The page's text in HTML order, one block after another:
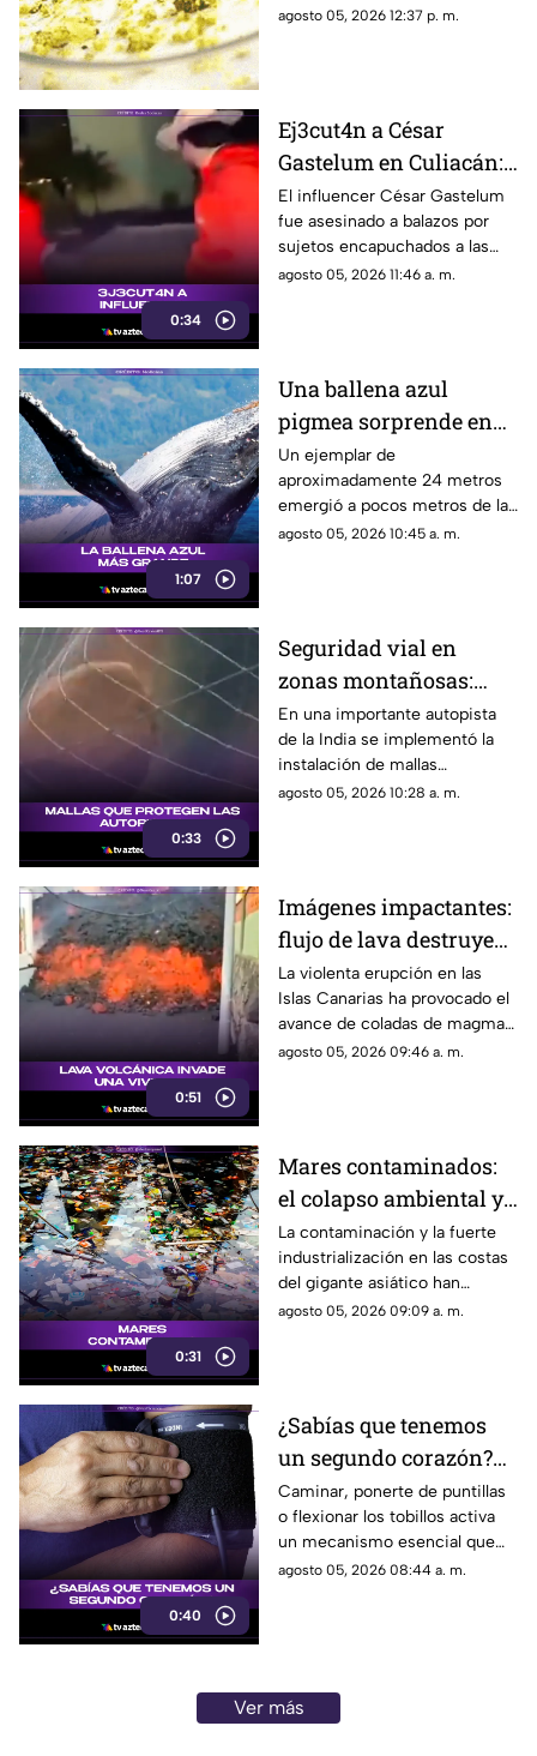
revisa los códigos del producto
agosto 05, 2026 12:37 p. m.
0:34
Ej3cut4n a César
Gastelum en Culiacán:
El influencer había
manifestado tener
miedo
El influencer César Gastelum
fue asesinado a balazos por
sujetos encapuchados a las
afueras de un restaurante en
agosto 05, 2026 11:46 a. m.
1:07
Una ballena azul
pigmea sorprende en
las costas de Australia
Un ejemplar de
aproximadamente 24 metros
emergió a pocos metros de la
superficie cerca del muelle
agosto 05, 2026 10:45 a. m.
0:33
Seguridad vial en
zonas montañosas:
instalan mallas
ciclónicas para frenar
caída de rocas
En una importante autopista
de la India se implementó la
instalación de mallas
ciclónicas en los laterales
deslaves.
agosto 05, 2026 10:28 a. m.
0:51
Imágenes impactantes:
flujo de lava destruye
viviendas en su
camino hacia la costa
La violenta erupción en las
Islas Canarias ha provocado el
avance de coladas de magma
que destruyen viviendas a su
agosto 05, 2026 09:46 a. m.
0:31
Mares contaminados:
el colapso ambiental y
pesquero en zonas
costeras asiáticas
La contaminación y la fuerte
industrialización en las costas
del gigante asiático han
colapsado sus ecosistemas
agosto 05, 2026 09:09 a. m.
0:40
¿Sabías que tenemos
un segundo corazón?
Descubre el rol vital de
tus pantorrillas
Caminar, ponerte de puntillas
o flexionar los tobillos activa
un mecanismo esencial que
reduce la carga de trabajo en
agosto 05, 2026 08:44 a. m.
Ver más